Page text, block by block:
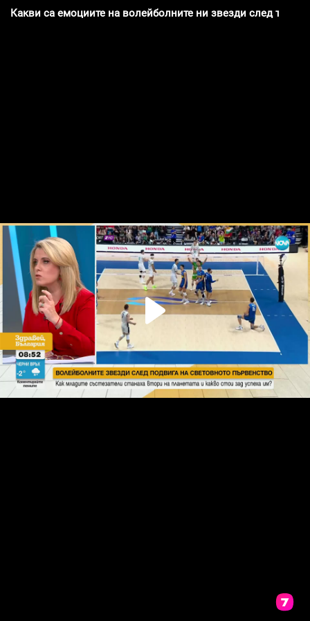
Какви са емоциите на волейболните ни звезди след